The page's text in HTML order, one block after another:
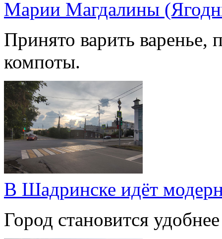
Марии Магдалины
Принято варить варенье,
компоты.
В Шадринске идёт
Город становится